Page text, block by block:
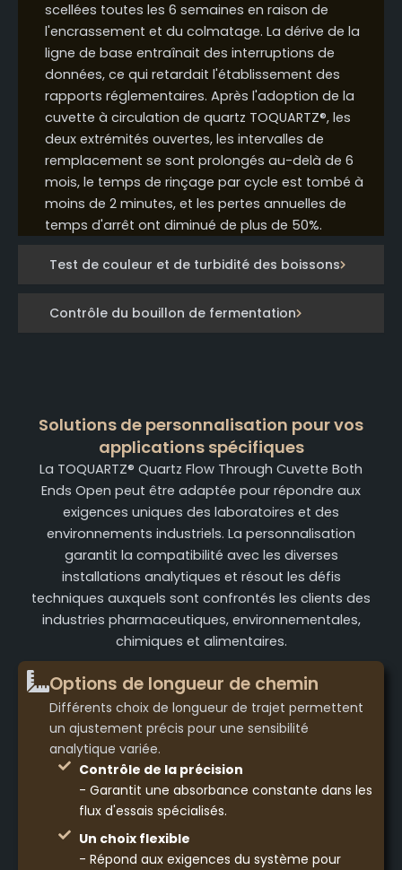
Test de couleur et de turbidité des boissons
Contrôle du bouillon de fermentation
scellées toutes les 6 semaines en raison de
l'encrassement et du colmatage. La dérive de la
ligne de base entraînait des interruptions de
données, ce qui retardait l'établissement des
rapports réglementaires. Après l'adoption de la
cuvette à circulation de quartz TOQUARTZ®, les
deux extrémités ouvertes, les intervalles de
remplacement se sont prolongés au-delà de 6
mois, le temps de rinçage par cycle est tombé à
moins de 2 minutes, et les pertes annuelles de
temps d'arrêt ont diminué de plus de 50%.
Solutions de personnalisation pour vos
applications spécifiques
La TOQUARTZ® Quartz Flow Through Cuvette Both
Ends Open peut être adaptée pour répondre aux
exigences uniques des laboratoires et des
environnements industriels. La personnalisation
garantit la compatibilité avec les diverses
installations analytiques et résout les défis
techniques auxquels sont confrontés les clients des
industries pharmaceutiques, environnementales,
chimiques et alimentaires.
Options de longueur de chemin
Différents choix de longueur de trajet permettent
un ajustement précis pour une sensibilité
analytique variée.
Contrôle de la précision
- Garantit une absorbance constante dans les
flux d'essais spécialisés.
Un choix flexible
- Répond aux exigences du système pour